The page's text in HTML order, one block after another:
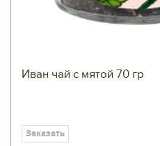
Иван чай с мятой 70 гр
Заказать